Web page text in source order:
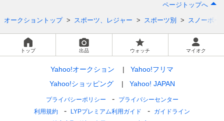
ページトップへ
オークショントップ スポーツ、レジャー スポーツ別 スノーボー
トップ 出品 ウォッチ マイオク
Yahoo!オークション
Yahoo!フリマ
Yahoo!ショッピング
Yahoo! JAPAN
プライバシーポリシー
プライバシーセンター
利用規約
LYPプレミアム利用ガイド
ガイドライン